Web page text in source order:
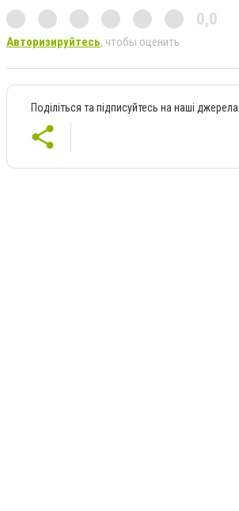
0,0
Авторизируйтесь, чтобы оценить
Поділіться та підписуйтесь на наші джерела